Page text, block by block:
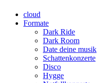
cloud
Formate
Dark Ride
Dark Room
Date deine musik
Schattenkonzerte
Disco
Hygge